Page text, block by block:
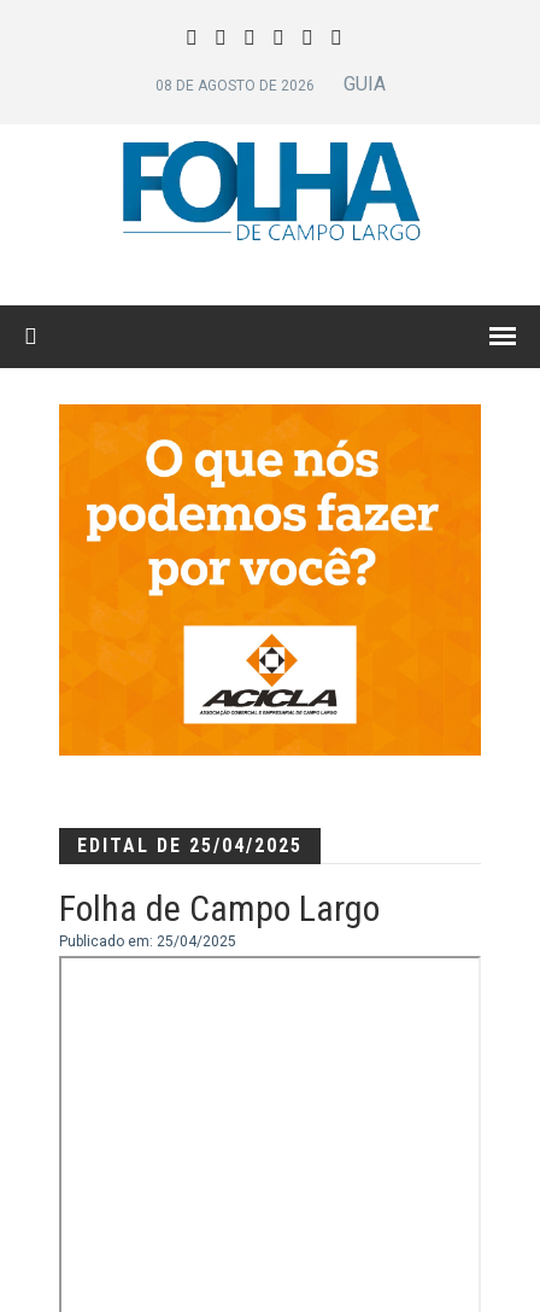
08 DE AGOSTO DE 2026 GUIA
EDITAL DE 25/04/2025
Folha de Campo Largo
Publicado em: 25/04/2025